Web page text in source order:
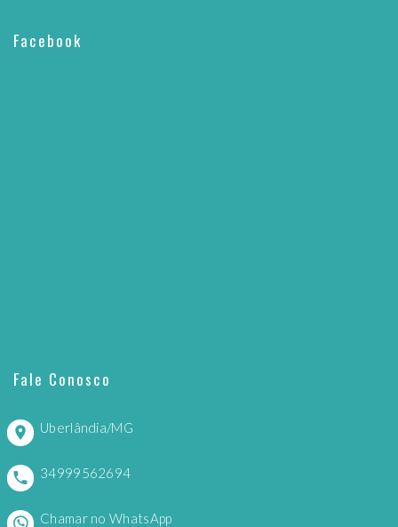
Facebook
Fale Conosco
Uberlândia/MG
34999562694
Chamar no WhatsApp